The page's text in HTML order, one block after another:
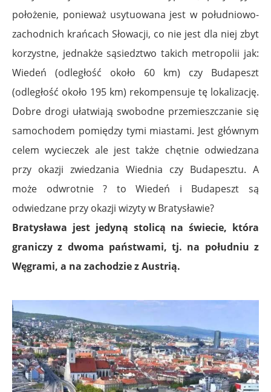
położenie, ponieważ usytuowana jest w południowo-
zachodnich krańcach Słowacji, co nie jest dla niej zbyt
korzystne, jednakże sąsiedztwo takich metropolii jak:
Wiedeń (odległość około 60 km) czy Budapeszt
(odległość około 195 km) rekompensuje tę lokalizację.
Dobre drogi ułatwiają swobodne przemieszczanie się
samochodem pomiędzy tymi miastami. Jest głównym
celem wycieczek ale jest także chętnie odwiedzana
przy okazji zwiedzania Wiednia czy Budapesztu. A
może odwrotnie ? to Wiedeń i Budapeszt są
odwiedzane przy okazji wizyty w Bratysławie?
Bratysława jest jedyną stolicą na świecie, która
graniczy z dwoma państwami, tj. na południu z
Węgrami, a na zachodzie z Austrią.